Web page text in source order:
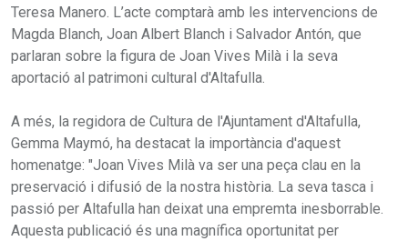
Teresa Manero. L’acte comptarà amb les intervencions de
Magda Blanch, Joan Albert Blanch i Salvador Antón, que
parlaran sobre la figura de Joan Vives Milà i la seva
aportació al patrimoni cultural d'Altafulla.
A més, la regidora de Cultura de l'Ajuntament d'Altafulla,
Gemma Maymó, ha destacat la importància d'aquest
homenatge: "Joan Vives Milà va ser una peça clau en la
preservació i difusió de la nostra història. La seva tasca i
passió per Altafulla han deixat una empremta inesborrable.
Aquesta publicació és una magnífica oportunitat per